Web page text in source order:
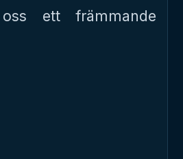
ett främmande